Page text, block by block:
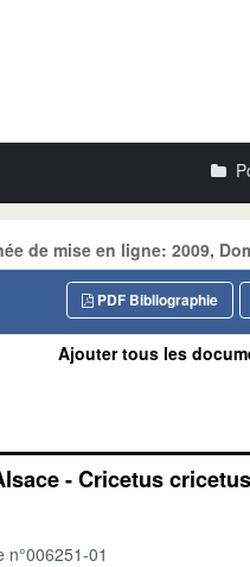
de mise en ligne: 2009,
PDF Bibliographie
Ajouter tous les
- Cricetus cricetus
n°006251-01